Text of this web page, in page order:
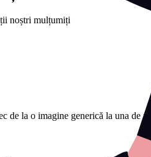
noștri mulțumiți
de la o imagine generică la una de